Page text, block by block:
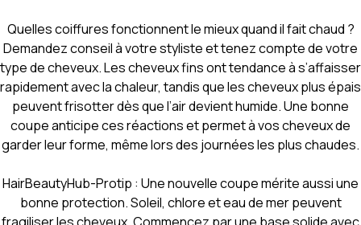
Quelles coiffures fonctionnent le mieux quand il fait chaud ?
Demandez conseil à votre styliste et tenez compte de votre
type de cheveux. Les cheveux fins ont tendance à s’affaisser
rapidement avec la chaleur, tandis que les cheveux plus épais
peuvent frisotter dès que l’air devient humide. Une bonne
coupe anticipe ces réactions et permet à vos cheveux de
garder leur forme, même lors des journées les plus chaudes.
HairBeautyHub-Protip : Une nouvelle coupe mérite aussi une
bonne protection. Soleil, chlore et eau de mer peuvent